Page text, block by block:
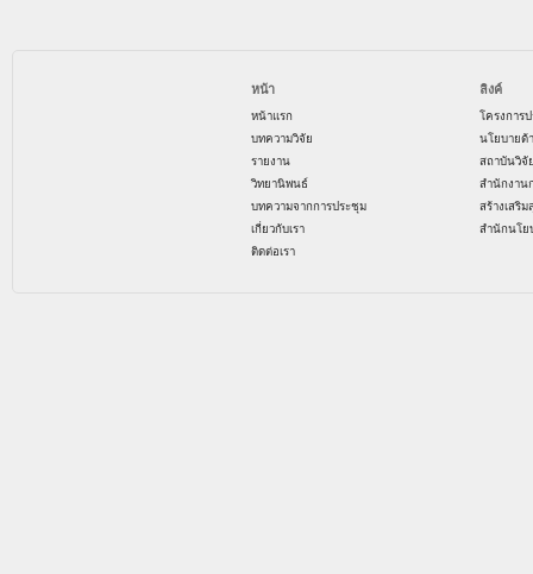
หน้า
หน้าแรก
บทความวิจัย
รายงาน
วิทยานิพนธ์
บทความจากการประชุม
เกี่ยวกับเรา
ติดต่อเรา
ลิงค์
โครงการ
นโยบายด้
สถาบันวิจั
สำนักงาน
สร้างเสริ
สำนักนโย